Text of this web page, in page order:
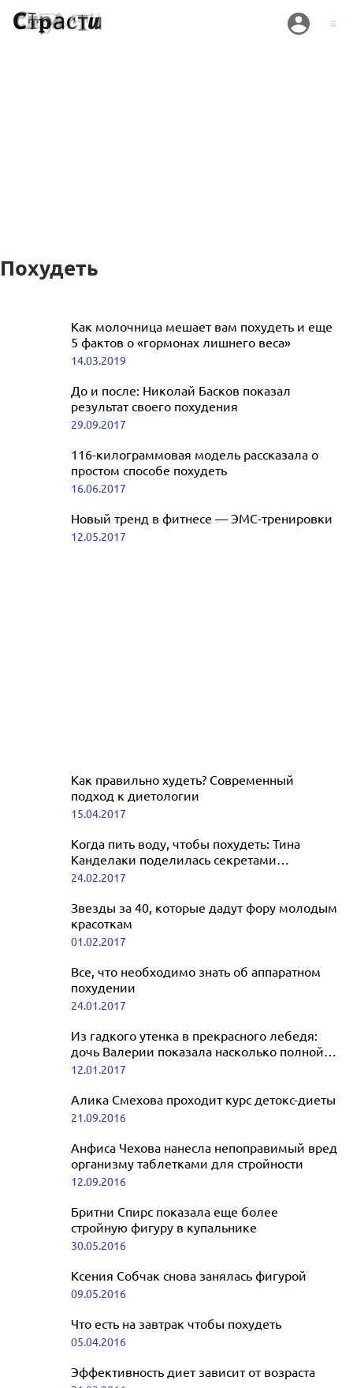
Похудеть
Гормоны и лишний вес: вся правда об
этой зависимости
Как молочница мешает вам похудеть и еще
5 фактов о «гормонах лишнего веса»
14.03.2019
До и после: Николай Басков показал
результат своего похудения
29.09.2017
116-килограммовая модель рассказала о
простом способе похудеть
16.06.2017
Новый тренд в фитнесе — ЭМС-тренировки
12.05.2017
Как правильно худеть? Современный
подход к диетологии
15.04.2017
Когда пить воду, чтобы похудеть: Тина
Канделаки поделилась секретами
стройности
24.02.2017
Звезды за 40, которые дадут фору молодым
красоткам
01.02.2017
Все, что необходимо знать об аппаратном
похудении
24.01.2017
Из гадкого утенка в прекрасного лебедя:
дочь Валерии показала насколько полной
была в детстве
12.01.2017
Алика Смехова проходит курс детокс-диеты
21.09.2016
Анфиса Чехова нанесла непоправимый вред
организму таблетками для стройности
12.09.2016
Бритни Спирс показала еще более
стройную фигуру в купальнике
30.05.2016
Ксения Собчак снова занялась фигурой
09.05.2016
Что есть на завтрак чтобы похудеть
05.04.2016
Эффективность диет зависит от возраста